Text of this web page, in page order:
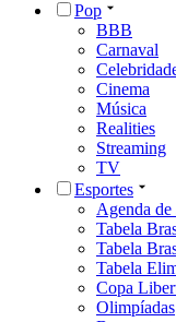
Pop
BBB
Carnaval
Cinema
Música
Realities
Streaming
TV
Esportes
Agenda de
Tabela
Tabela
Tabela
Copa
Olimpíadas